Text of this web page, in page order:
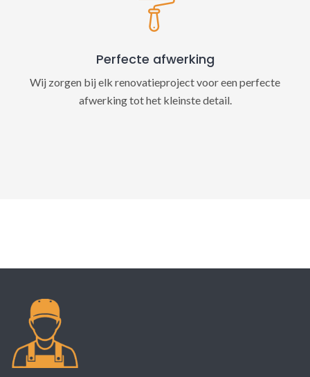
Perfecte afwerking
Wij zorgen bij elk renovatieproject voor een perfecte
afwerking tot het kleinste detail.